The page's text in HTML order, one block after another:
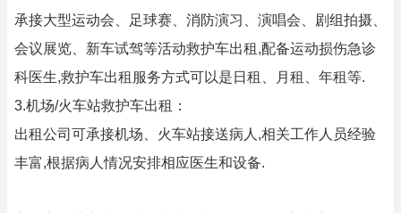
承接大型运动会、足球赛、消防演习、演唱会、剧组拍摄、
会议展览、新车试驾等活动救护车出租,配备运动损伤急诊
科医生,救护车出租服务方式可以是日租、月租、年租等.
3.机场/火车站救护车出租：
出租公司可承接机场、火车站接送病人,相关工作人员经验
丰富,根据病人情况安排相应医生和设备.